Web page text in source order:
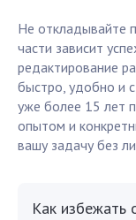
Не откладывайте
части зависит
редактирование
быстро, удобно и
уже более 15 лет
опытом и
вашу задачу без
Как